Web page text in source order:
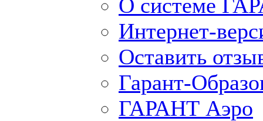
О системе
Интернет-
Оставить
Гарант-
ГАРАНТ Аэро